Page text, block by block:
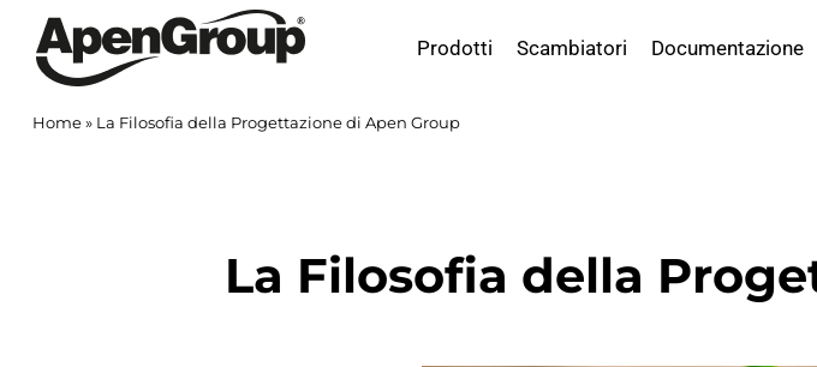
contenuto
Prodotti Scambiatori Documentazione
Home» La Filosofia della Progettazione di Apen Group
La Filosofia della